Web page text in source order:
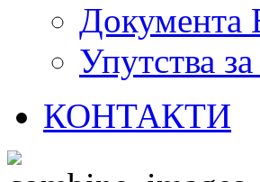
Документа
Упутства
КОНТАКТИ